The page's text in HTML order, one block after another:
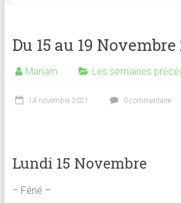
Du 15 au 19 Novembre
Mariam Les semaines
14 novembre 2021 0 commentaire
Lundi 15 Novembre
– Férié –